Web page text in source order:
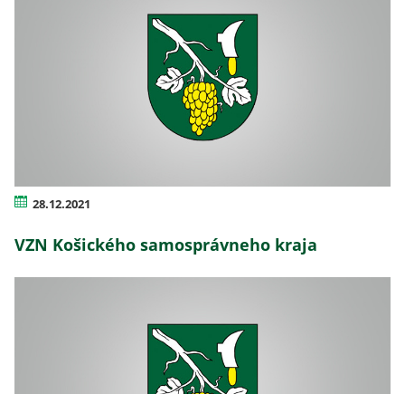
28.12.2021
VZN Košického samosprávneho kraja